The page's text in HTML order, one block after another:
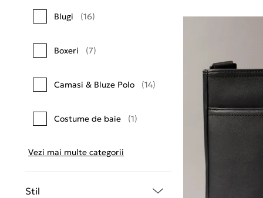
Blugi (16)
Boxeri (7)
Camasi & Bluze Polo (14)
Costume de baie (1)
Vezi mai multe categorii
Stil